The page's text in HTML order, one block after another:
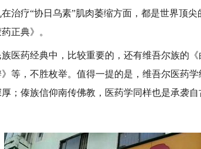
治疗“协日乌素”肌肉萎缩方面，都是世界顶
正典》。
药经典中，比较重要的，还有维吾尔族的《
等，不胜枚举。值得一提的是，维吾尔医药
；傣族信仰南传佛教，医药学同样也是承袭